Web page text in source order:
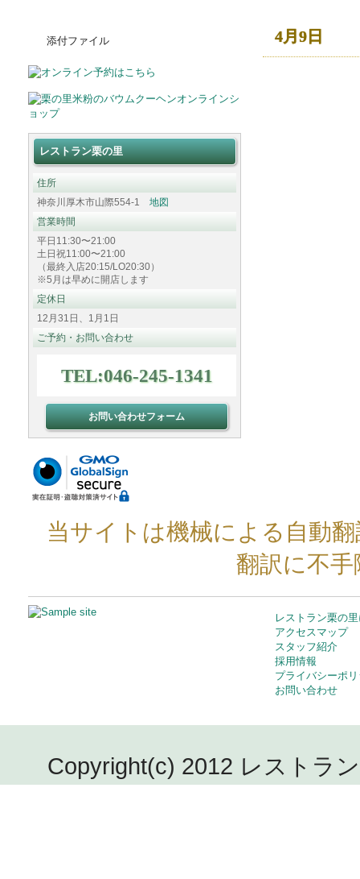
4月9日
添付ファイル
レストラン栗の里
住所
神奈川厚木市山際554-1 地図
営業時間
平日11:30〜21:00
土日祝11:00〜21:00
（最終入店20:15/LO20:30）
※5月は早めに開店します
定休日
12月31日、1月1日
ご予約・お問い合わせ
TEL:046-245-1341
お問い合わせフォーム
当サイトは機械による自動
翻訳に不
レストラン栗の
アクセスマップ
スタッフ紹介
採用情報
プライバシーポ
お問い合わせ
Copyright(c) 2012 レストラ